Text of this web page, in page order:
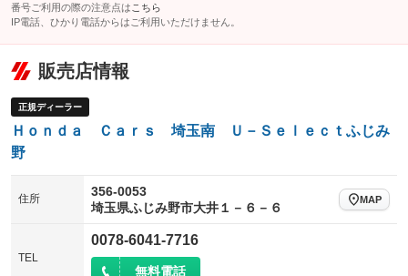
番号ご利用の際の注意点は こちら
IP電話、ひかり電話からはご利用いただけません。
販売店情報
正規ディーラー
Ｈｏｎｄａ Ｃａｒｓ 埼玉南 Ｕ－Ｓｅｌｅｃｔふじみ
野
住所
356-0053
埼玉県ふじみ野市大井１－６－６
MAP
TEL
0078-6041-7716
無料電話